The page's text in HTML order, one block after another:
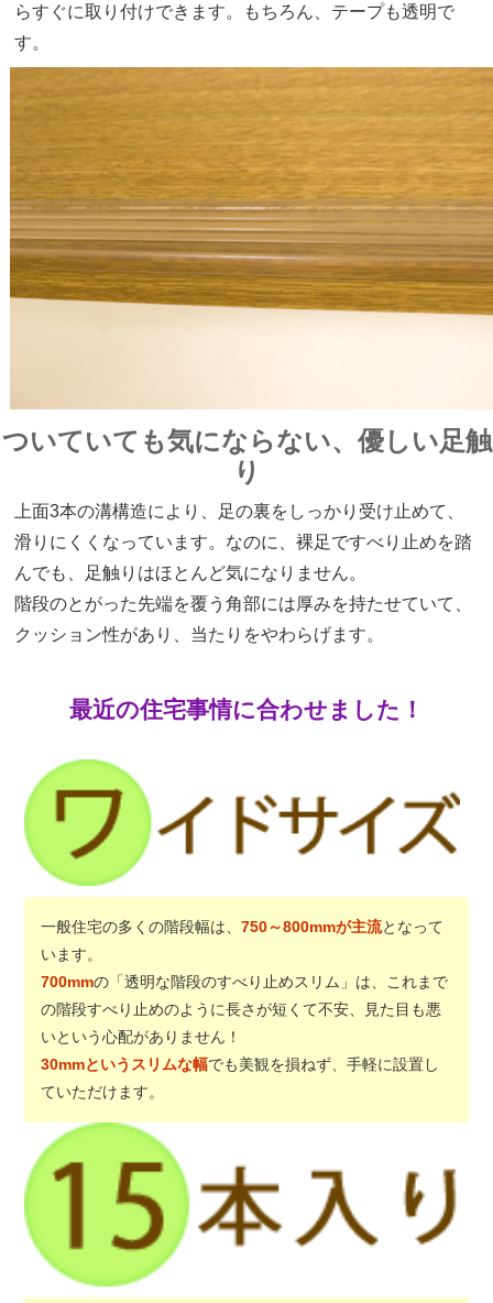
らすぐに取り付けできます。もちろん、テープも透明で
す。
ついていても気にならない、優しい足触
り
上面3本の溝構造により、足の裏をしっかり受け止めて、
滑りにくくなっています。なのに、裸足ですべり止めを踏
んでも、足触りはほとんど気になりません。
階段のとがった先端を覆う角部には厚みを持たせていて、
クッション性があり、当たりをやわらげます。
最近の住宅事情に合わせました！
一般住宅の多くの階段幅は、750～800mmが主流となって
います。
700mmの「透明な階段のすべり止めスリム」は、これまで
の階段すべり止めのように長さが短くて不安、見た目も悪
いという心配がありません！
30mmというスリムな幅でも美観を損ねず、手軽に設置し
ていただけます。